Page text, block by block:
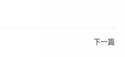
下一篇